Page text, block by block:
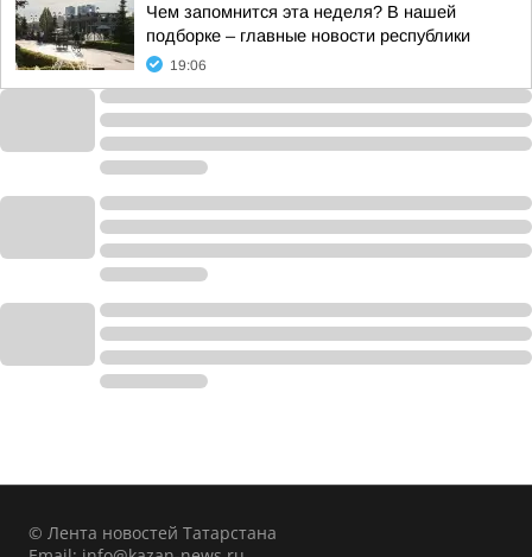
Чем запомнится эта неделя? В нашей
подборке – главные новости республики
19:06
© Лента новостей Татарстана